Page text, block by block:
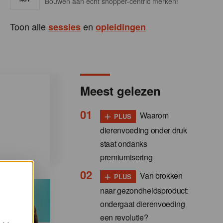
Toon allesessiesen opleidingen
Meest gelezen
+ PLUS
Waarom
dierenvoeding onder druk
staat ondanks
premiumisering
+ PLUS
Van brokken
naar gezondheidsproduct:
ondergaat dierenvoeding
een revolutie?